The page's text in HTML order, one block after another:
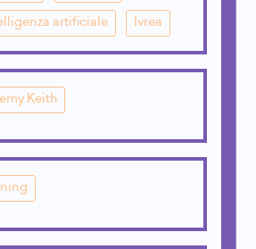
artificiale Ivrea
Keith